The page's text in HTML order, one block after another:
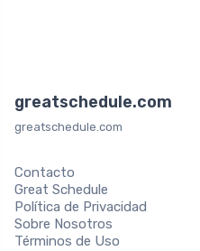
greatschedule.com
greatschedule.com
Contacto
Great Schedule
Política de Privacidad
Sobre Nosotros
Términos de Uso